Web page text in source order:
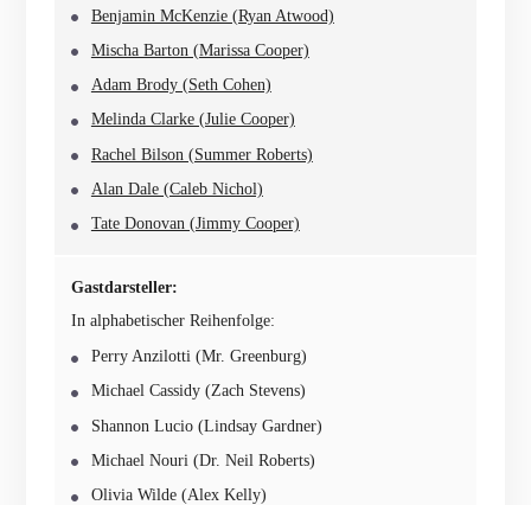
Benjamin McKenzie (Ryan Atwood)
Mischa Barton (Marissa Cooper)
Adam Brody (Seth Cohen)
Melinda Clarke (Julie Cooper)
Rachel Bilson (Summer Roberts)
Alan Dale (Caleb Nichol)
Tate Donovan (Jimmy Cooper)
Gastdarsteller:
In alphabetischer Reihenfolge:
Perry Anzilotti (Mr. Greenburg)
Michael Cassidy (Zach Stevens)
Shannon Lucio (Lindsay Gardner)
Michael Nouri (Dr. Neil Roberts)
Olivia Wilde (Alex Kelly)